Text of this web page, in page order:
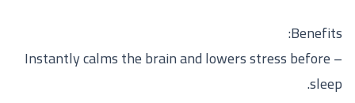
Benefits:
– Instantly calms the brain and lowers stress before
sleep.